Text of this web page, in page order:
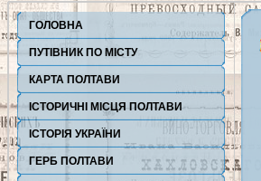
ГОЛОВНА
ПУТІВНИК ПО МІСТУ
КАРТА ПОЛТАВИ
ІСТОРИЧНІ МІСЦЯ ПОЛТАВИ
ІСТОРІЯ УКРАЇНИ
ГЕРБ ПОЛТАВИ